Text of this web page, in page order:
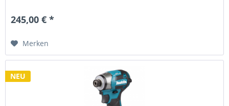
245,00 € *
Merken
NEU